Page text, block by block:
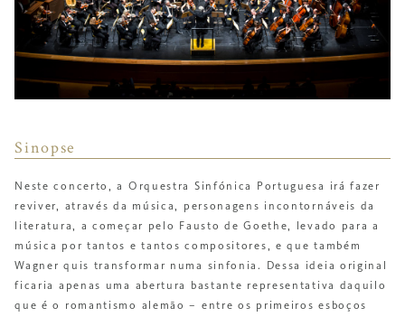
Sinopse
Neste concerto, a Orquestra Sinfónica Portuguesa irá fazer
reviver, através da música, personagens incontornáveis da
literatura, a começar pelo Fausto de Goethe, levado para a
música por tantos e tantos compositores, e que também
Wagner quis transformar numa sinfonia. Dessa ideia original
ficaria apenas uma abertura bastante representativa daquilo
que é o romantismo alemão – entre os primeiros esboços